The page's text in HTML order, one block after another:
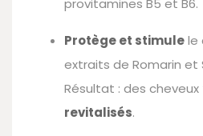
Protège et stimulele
extraits de Romarin et
Résultat : des cheveux
revitalisés.